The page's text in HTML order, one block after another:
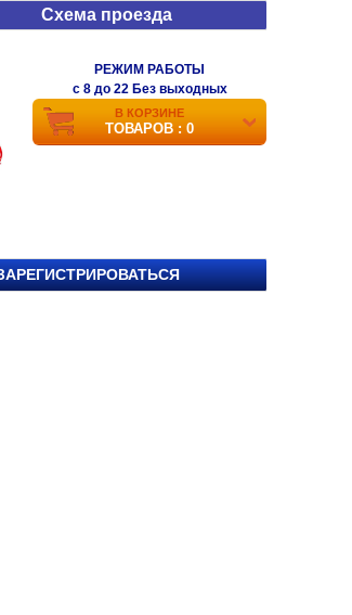
Схема проезда
РЕЖИМ РАБОТЫ
c 8 до 22 Без выходных
В КОРЗИНЕ
ТОВАРОВ : 0